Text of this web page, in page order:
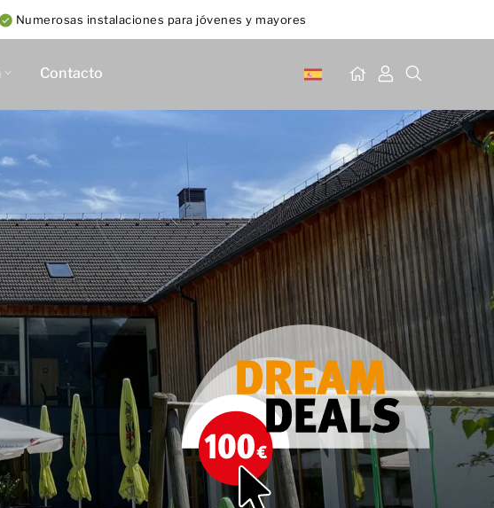
Numerosas instalaciones para jóvenes y mayores
Contacto